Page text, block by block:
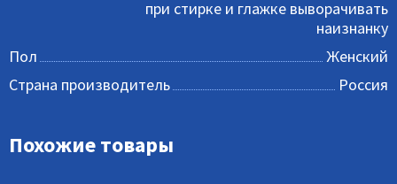
при стирке и глажке выворачивать
наизнанку
Пол
Женский
Страна производитель
Россия
Похожие товары